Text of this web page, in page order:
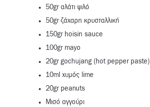
50gr αλάτι ψιλό
50gr ζάχαρη κρυσταλλική
150gr hoisin sauce
100gr mayo
20gr gochujang (hot pepper paste)
10ml χυμός lime
20gr peanuts
Mισό αγγούρι